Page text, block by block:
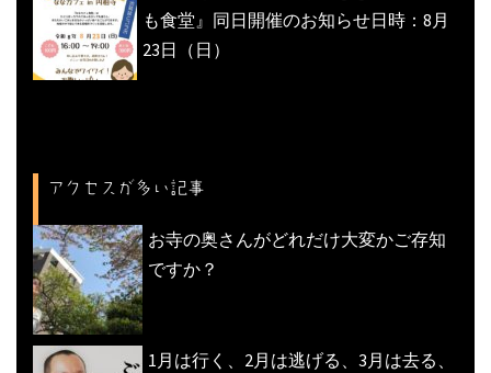
も食堂』同日開催のお知らせ日時：8月
23日（日）
アクセスが多い記事
お寺の奥さんがどれだけ大変かご存知
ですか？
1月は行く、2月は逃げる、3月は去る、